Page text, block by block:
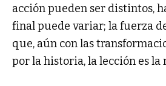
acción pueden ser distintos,
final puede variar; la fuerza
que, aún con las
por la historia, la lección es la